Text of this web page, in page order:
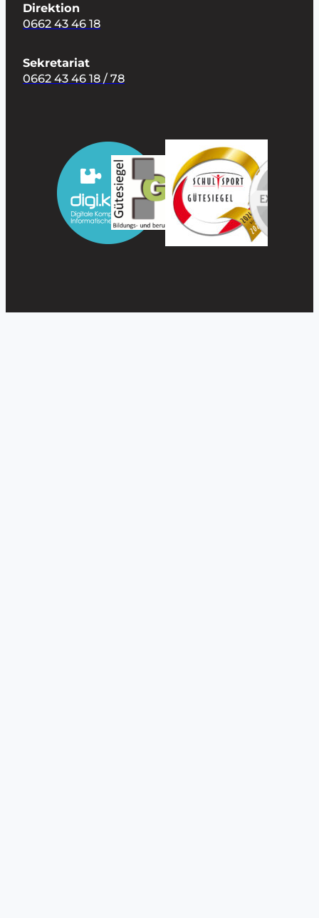
Direktion
0662 43 46 18
Sekretariat
0662 43 46 18 / 78